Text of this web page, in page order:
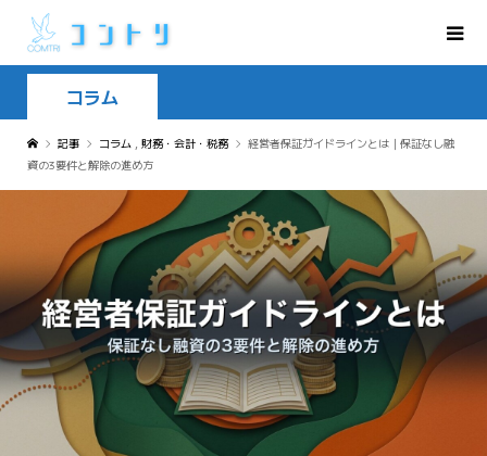
コラム
記事 コラム , 財務・会計・税務
経営者保証ガイドラインとは｜保証なし融
資の3要件と解除の進め方